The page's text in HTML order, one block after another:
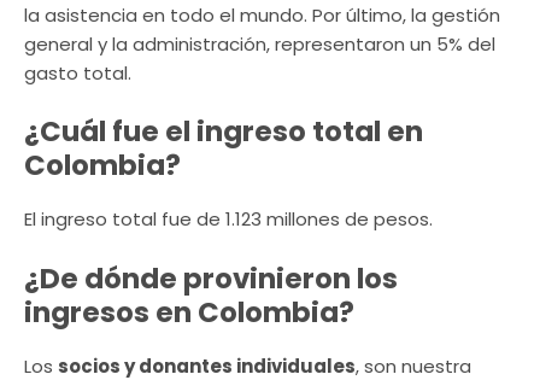
la asistencia en todo el mundo. Por último, la gestión
general y la administración, representaron un 5% del
gasto total.
¿Cuál fue el ingreso total en
Colombia?
El ingreso total fue de 1.123 millones de pesos.
¿De dónde provinieron los
ingresos en Colombia?
Los socios y donantes individuales, son nuestra